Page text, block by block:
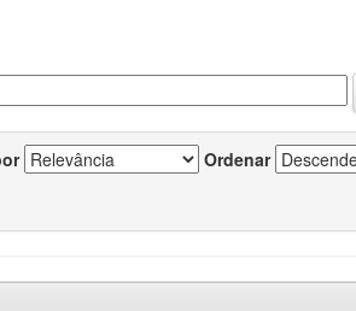
Ordenar